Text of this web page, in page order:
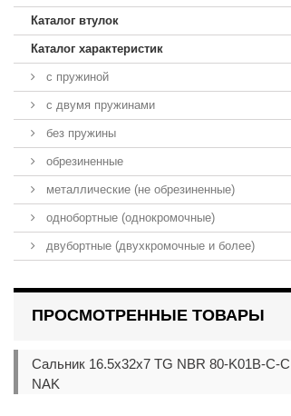
Каталог втулок
Каталог характеристик
с пружиной
с двумя пружинами
без пружины
обрезиненные
металлические (не обрезиненные)
однобортные (однокромочные)
двубортные (двухкромочные и более)
ПРОСМОТРЕННЫЕ ТОВАРЫ
Сальник 16.5x32x7 TG NBR 80-K01B-C-C
NAK